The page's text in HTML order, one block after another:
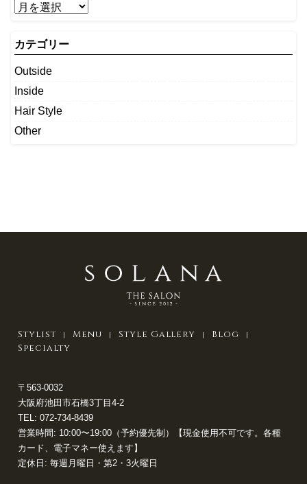
カテゴリー
Outside
Inside
Hair Style
Other
Stylist Menu Style Gallery
Blog
Specialty
〒563-0032
大阪府池田市石橋3丁目4-2
TEL: 072-734-8439
営業時間: 10:00〜19:00（予約優先制）【現金使用不可です。各種
カード、電子マネー使えます】
定休日: 毎週月曜日・第2・3火曜日